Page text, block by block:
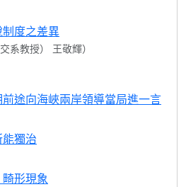
度之差異
系教授） 王敬輝）
途向海峽兩岸領導當局進一言
獨治
形現象